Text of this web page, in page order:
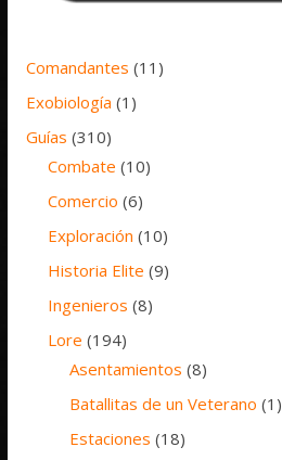
Comandantes (11)
Exobiología (1)
Guías (310)
Combate (10)
Comercio (6)
Exploración (10)
Historia Elite (9)
Ingenieros (8)
Lore (194)
Asentamientos (8)
Batallitas de un Veterano (1)
Estaciones (18)